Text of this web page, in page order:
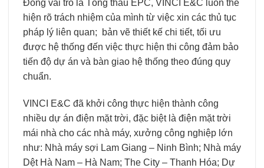
Đóng vai trò là Tổng thầu EPC, VINCI E&C luôn thể
hiện rõ trách nhiệm của mình từ việc xin các thủ tục
pháp lý liên quan; bản vẽ thiết kế chi tiết, tối ưu
được hệ thống đến việc thực hiện thi công đảm bảo
tiến độ dự án và bàn giao hệ thống theo đúng quy
chuẩn.
VINCI E&C đã khởi công thực hiện thành công
nhiều dự án điện mặt trời, đặc biệt là điện mặt trời
mái nhà cho các nhà máy, xưởng công nghiệp lớn
như: Nhà máy sợi Lam Giang – Ninh Bình; Nhà máy
Dệt Hà Nam – Hà Nam; The City – Thanh Hóa; Dự